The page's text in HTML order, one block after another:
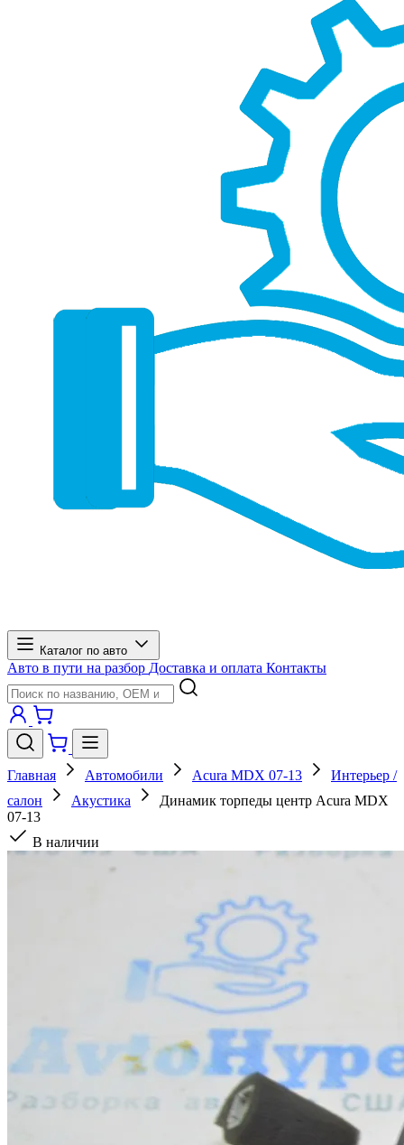
Каталог по авто
Авто в пути на разбор Доставка и оплата Контакты
Главная Автомобили Acura MDX 07-13
Интерьер /
салон
Акустика
Динамик торпеды центр Acura MDX
07-13
В наличии